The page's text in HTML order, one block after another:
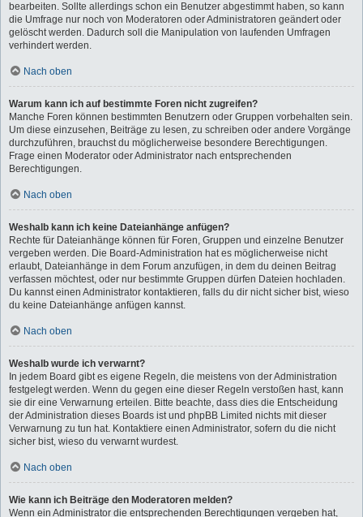
bearbeiten. Sollte allerdings schon ein Benutzer abgestimmt haben, so kann
die Umfrage nur noch von Moderatoren oder Administratoren geändert oder
gelöscht werden. Dadurch soll die Manipulation von laufenden Umfragen
verhindert werden.
Nach oben
Warum kann ich auf bestimmte Foren nicht zugreifen?
Manche Foren können bestimmten Benutzern oder Gruppen vorbehalten sein.
Um diese einzusehen, Beiträge zu lesen, zu schreiben oder andere Vorgänge
durchzuführen, brauchst du möglicherweise besondere Berechtigungen.
Frage einen Moderator oder Administrator nach entsprechenden
Berechtigungen.
Nach oben
Weshalb kann ich keine Dateianhänge anfügen?
Rechte für Dateianhänge können für Foren, Gruppen und einzelne Benutzer
vergeben werden. Die Board-Administration hat es möglicherweise nicht
erlaubt, Dateianhänge in dem Forum anzufügen, in dem du deinen Beitrag
verfassen möchtest, oder nur bestimmte Gruppen dürfen Dateien hochladen.
Du kannst einen Administrator kontaktieren, falls du dir nicht sicher bist, wieso
du keine Dateianhänge anfügen kannst.
Nach oben
Weshalb wurde ich verwarnt?
In jedem Board gibt es eigene Regeln, die meistens von der Administration
festgelegt werden. Wenn du gegen eine dieser Regeln verstoßen hast, kann
sie dir eine Verwarnung erteilen. Bitte beachte, dass dies die Entscheidung
der Administration dieses Boards ist und phpBB Limited nichts mit dieser
Verwarnung zu tun hat. Kontaktiere einen Administrator, sofern du die nicht
sicher bist, wieso du verwarnt wurdest.
Nach oben
Wie kann ich Beiträge den Moderatoren melden?
Wenn ein Administrator die entsprechenden Berechtigungen vergeben hat,